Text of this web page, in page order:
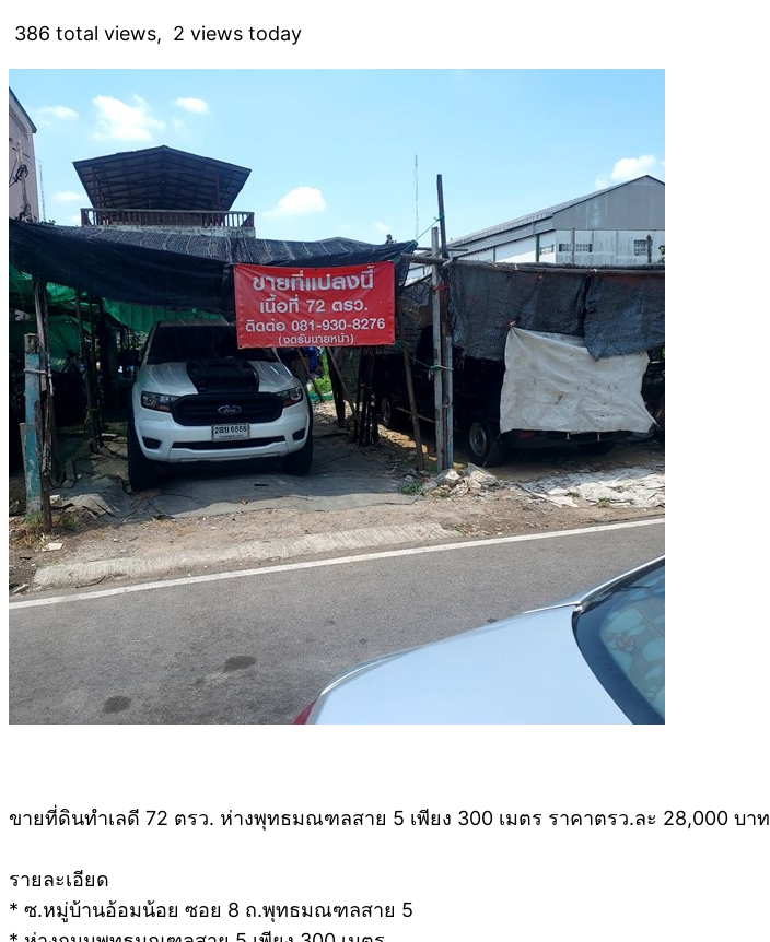
386 total views, 2 views today
ขายที่ดินทำเลดี 72 ตรว. ห่างพุทธมณฑลสาย 5 เพียง 300 เมตร ราคาตรว.ละ 28,000 บาท
รายละเอียด
* ซ.หมู่บ้านอ้อมน้อย ซอย 8 ถ.พุทธมณฑลสาย 5